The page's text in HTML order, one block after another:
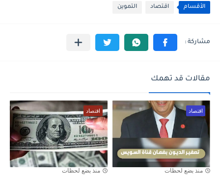
الأقسام اقتصاد التموين
مقالات قد تهمك
اقتصاد
منذ بضع لحظات
اقتصاد
منذ بضع لحظات